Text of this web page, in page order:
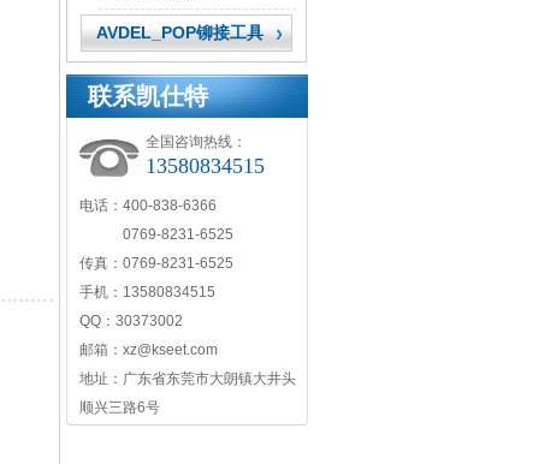
AVDEL_POP铆接工具
联系凯仕特
全国咨询热线：
13580834515
电话：400-838-6366
0769-8231-6525
传真：0769-8231-6525
手机：13580834515
QQ：30373002
邮箱：xz@kseet.com
地址：广东省东莞市大朗镇大井头
顺兴三路6号